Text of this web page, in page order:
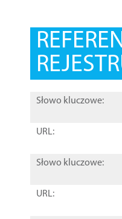
Słowo kluczowe:
URL:
Słowo kluczowe:
URL: